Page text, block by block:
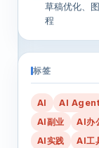
草稿优化、
程
标签
AI AI Agent
AI副业
AI办
AI实践
AI工